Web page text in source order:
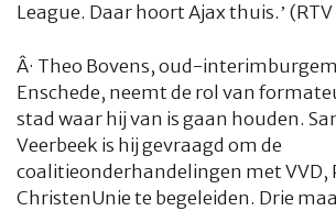
League. Daar hoort Ajax thuis.’
Â· Theo Bovens, oud-
Enschede, neemt de rol van
stad waar hij van is gaan houden.
Veerbeek is hij gevraagd om de
coalitieonderhandelingen met VVD,
ChristenUnie te begeleiden. Drie